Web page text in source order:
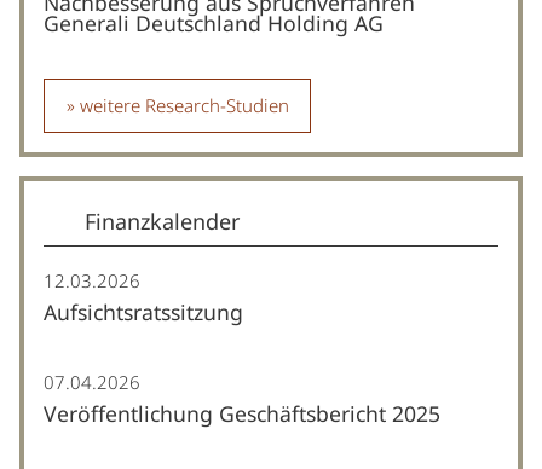
Generali Deutschland Holding AG
weitere Research-Studien
Finanzkalender
12.03.2026
Aufsichtsratssitzung
07.04.2026
Veröffentlichung Geschäftsbericht 2025